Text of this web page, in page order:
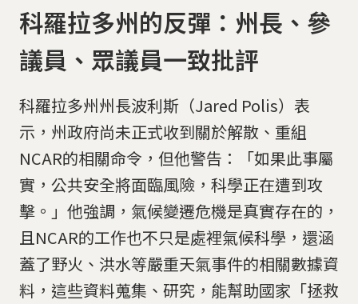
科羅拉多州的反彈：州長、參
議員、眾議員一致批評
科羅拉多州州長波利斯（Jared Polis）表
示，州政府尚未正式收到關於解散、重組
NCAR的相關命令，但他警告：「如果此事屬
實，公共安全將面臨風險，科學正在遭到攻
擊。」他強調，氣候變遷危機是真實存在的，
且NCAR的工作也不只是處裡氣候科學，還涵
蓋了野火、洪水等嚴重天氣事件的相關數據資
料，這些資料蒐集、研究，能幫助國家「拯救